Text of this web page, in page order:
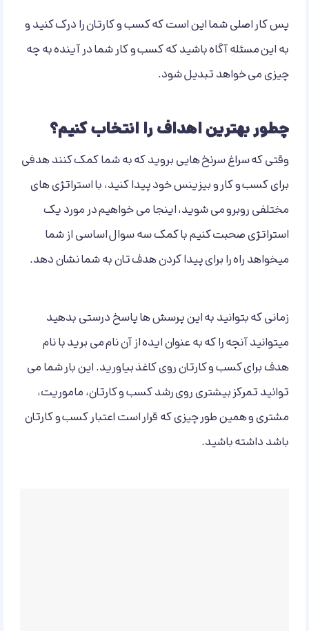
پس کار اصلی شما این است که کسب و کارتان را درک کنید و
به این مسئله آگاه باشید که کسب و کار شما در آینده به چه
چیزی می خواهد تبدیل شود.
چطور بهترین اهداف را انتخاب کنیم؟
وقتی که سراغ سرنخ هایی بروید که به شما کمک کنند هدفی
برای کسب و کار و بیزینس خود پیدا کنید، با استراتژی های
مختلفی روبرو می شوید، اینجا می خواهیم در مورد یک
استراتژی صحبت کنیم با کمک سه سوال اساسی از شما
میخواهد راه را برای پیدا کردن هدف تان به شما نشان دهد.
زمانی که بتوانید به این پرسش ها پاسخ درستی بدهید
میتوانید آنچه را که به عنوان ایده از آن نام می برید با نام
هدف برای کسب و کارتان روی کاغذ بیاورید. این بار شما می
توانید تمرکز بیشتری روی رشد کسب و کارتان، ماموریت،
مشتری و همین طور چیزی که قرار است اعتبار کسب و کارتان
باشد داشته باشید.